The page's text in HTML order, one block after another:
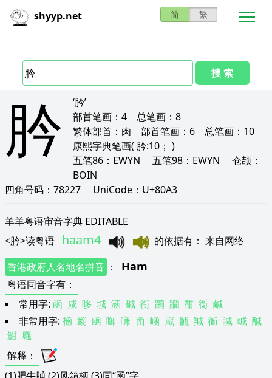
shyyp.net 简 繁
搜 索
肣
‘肣’
部首笔画： 4 总笔画： 8
繁体部首： 肉 部首笔画： 6 总笔画： 10
康熙字典笔画( 肣:10； )
五笔86： EWYN 五笔98： EWYN 仓颉：
BOIN
四角号码： 78227 UniCode： U+80A3
羊羊粤语审音字典 EDITABLE
<肣>读粤语 haam4 的依据有 ： 来自网络
香港政府人名地名拼音 ： Ham
粤语同音字有 ：
常用字: 函 咸 哆 堿 涵 碱 衔 躏 躪 酣 銜 鹹
非常用字: 㮀 䲗 凾 啣 嗛 圅 崡 嵅 甉 羬 衘 諴 輱 醎
魽 麙
解释 ：